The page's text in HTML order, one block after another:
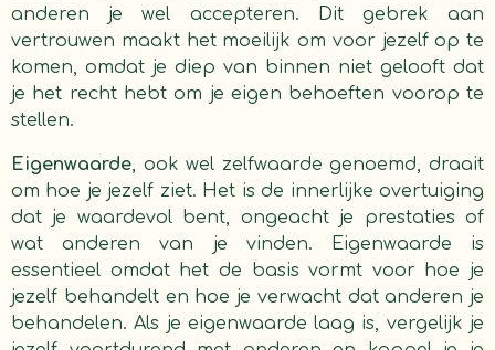
anderen je wel accepteren. Dit gebrek aan
vertrouwen maakt het moeilijk om voor jezelf op te
komen, omdat je diep van binnen niet gelooft dat
je het recht hebt om je eigen behoeften voorop te
stellen.
Eigenwaarde, ook wel zelfwaarde genoemd, draait
om hoe je jezelf ziet. Het is de innerlijke overtuiging
dat je waardevol bent, ongeacht je prestaties of
wat anderen van je vinden. Eigenwaarde is
essentieel omdat het de basis vormt voor hoe je
jezelf behandelt en hoe je verwacht dat anderen je
behandelen. Als je eigenwaarde laag is, vergelijk je